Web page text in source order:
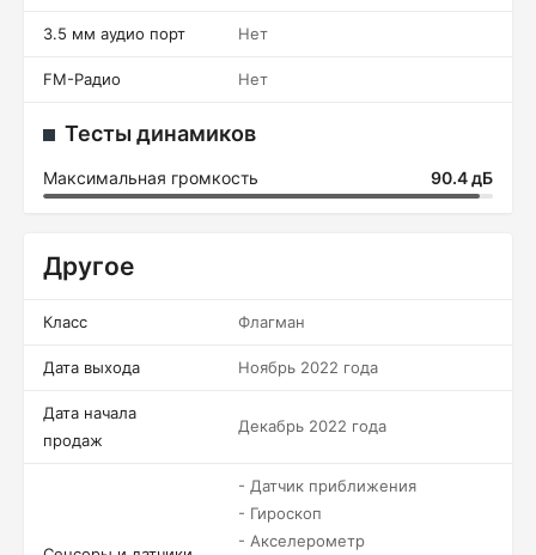
3.5 мм аудио порт Нет
FM-Радио Нет
Тесты динамиков
Максимальная громкость 90.4 дБ
Другое
Класс Флагман
Дата выхода Ноябрь 2022 года
Дата начала
продаж
Декабрь 2022 года
- Датчик приближения
- Гироскоп
- Акселерометр